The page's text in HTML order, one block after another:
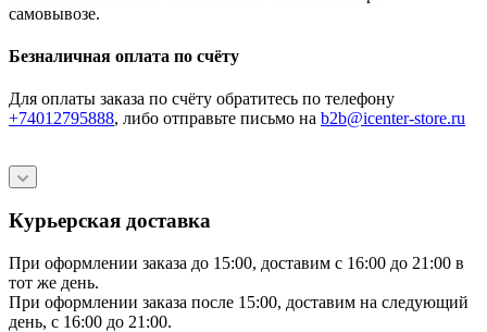
самовывозе.
Безналичная оплата по счёту
Для оплаты заказа по счёту обратитесь по телефону
+74012795888, либо отправьте письмо на b2b@icenter-store.ru
Курьерская доставка
При оформлении заказа до 15:00, доставим с 16:00 до 21:00 в
тот же день.
При оформлении заказа после 15:00, доставим на следующий
день, с 16:00 до 21:00.